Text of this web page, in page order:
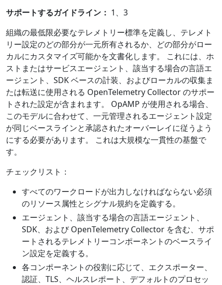
サポートするガイドライン： 1、3
組織の最低限必要なテレメトリー標準を定義し、テレメト
リー設定のどの部分が一元所有されるか、どの部分がロー
カルにカスタマイズ可能かを文書化します。 これには、ホ
ストまたはサービスエージェント、該当する場合の言語エ
ージェント、SDK ベースの計装、およびローカルの収集ま
たは転送に使用される OpenTelemetry Collector のサポー
トされた設定が含まれます。 OpAMP が使用される場合、
このモデルに合わせて、一元管理されるエージェント設定
が同じベースラインと承認されたオーバーレイに従うよう
にする必要があります。 これは大規模な一貫性の基盤で
す。
チェックリスト：
すべてのワークロードが出力しなければならない必須
のリソース属性とシグナル規約を定義する。
エージェント、該当する場合の言語エージェント、
SDK、および OpenTelemetry Collector を含む、サポ
ートされるテレメトリーコンポーネントのベースライ
ン設定を定義する。
各コンポーネントの役割に応じて、エクスポーター、
認証、TLS、ヘルスレポート、デフォルトのプロセッ